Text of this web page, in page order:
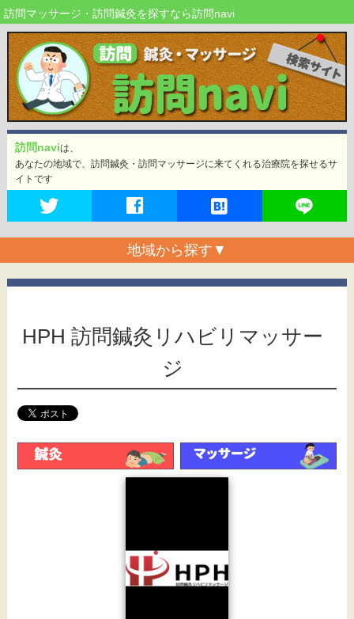
訪問マッサージ・訪問鍼灸を探すなら訪問navi
訪問naviは、
あなたの地域で、訪問鍼灸・訪問マッサージに来てくれる治療院を探せるサ
イトです
地域から探す ▼
HPH 訪問鍼灸リハビリマッサー
ジ